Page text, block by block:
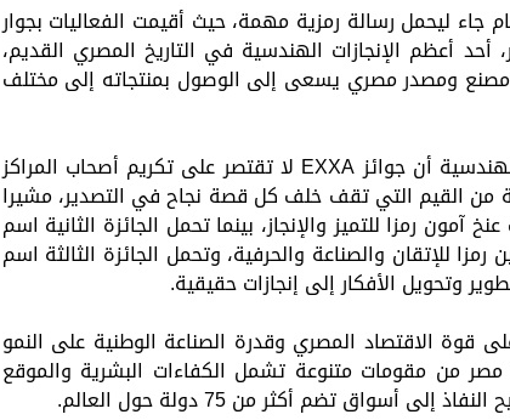
جاء ليحمل رسالة رمزية مهمة، حيث أقيمت الفعاليات بجوار
أعظم الإنجازات الهندسية في التاريخ المصري القديم،
مصنع ومصدر مصري يسعى إلى الوصول بمنتجاته إلى مختلف
وأوضح رئيس المجلس التصديري للصناعات الهندسية أن جوائز EXXA لا تقتصر على تكريم أصحاب المراكز
من القيم التي تقف خلف كل قصة نجاح في التصدير، مشيرا
رمزا للتميز والإنجاز، بينما تحمل الجائزة الثانية اسم
للإتقان والصناعة والحرفية، وتحمل الجائزة الثالثة اسم
وتحويل الأفكار إلى إنجازات حقيقية.
قوة الاقتصاد المصري وقدرة الصناعة الوطنية على النمو
من مقومات متنوعة تشمل الكفاءات البشرية والموقع
أسواق تضم أكثر من 75 دولة حول العالم.